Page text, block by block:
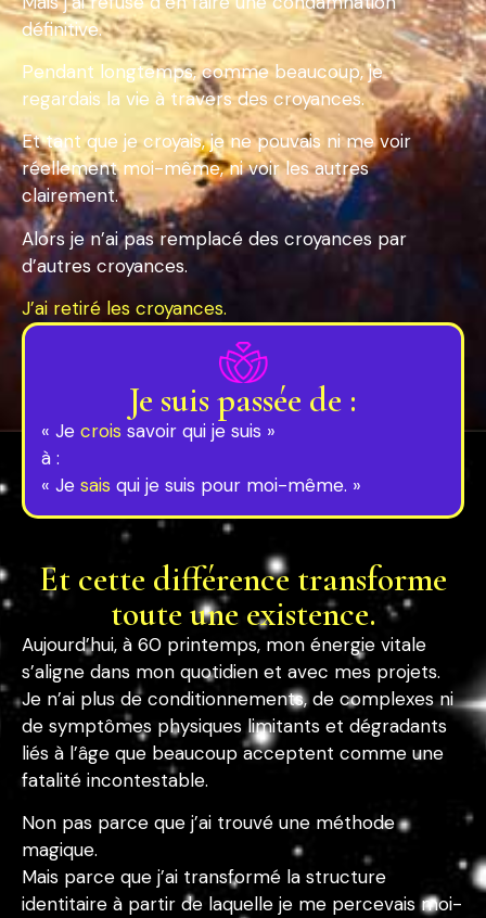
définitive.
Pendant longtemps, comme beaucoup, je
regardais la vie à travers des croyances.
Et tant que je croyais, je ne pouvais ni me voir
réellement moi-même, ni voir les autres
clairement.
Alors je n’ai pas remplacé des croyances par
d’autres croyances.
J’ai retiré les croyances.
Je suis passée de :
« Je crois savoir qui je suis »
à :
« Je sais qui je suis pour moi-même. »
Et cette différence transforme
toute une existence.
Aujourd’hui, à 60 printemps, mon énergie vitale
s’aligne dans mon quotidien et avec mes projets.
Je n’ai plus de conditionnements, de complexes ni
de symptômes physiques limitants et dégradants
liés à l’âge que beaucoup acceptent comme une
fatalité incontestable.
Non pas parce que j’ai trouvé une méthode
magique.
Mais parce que j’ai transformé la structure
identitaire à partir de laquelle je me percevais moi-